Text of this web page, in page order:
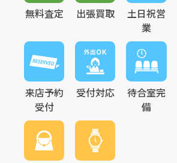
無料査定 出張買取
土日祝営
業
来店予約
受付
受付対応
待合室完
備